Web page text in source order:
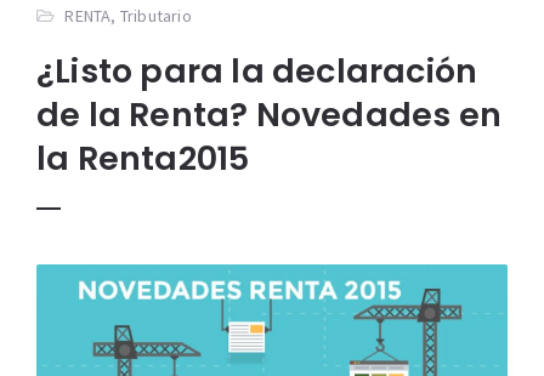
RENTA, Tributario
¿Listo para la declaración
de la Renta? Novedades en
la Renta2015